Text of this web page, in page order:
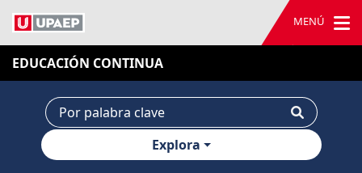
MENÚ
EDUCACIÓN CONTINUA
Explora